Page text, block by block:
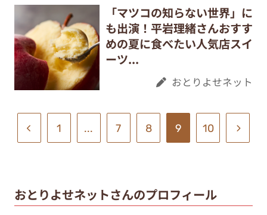
「マツコの知らない世界」に
も出演！平岩理緒さんおすす
めの夏に食べたい人気店スイ
ーツ...
おとりよせネット
1 ... 7 8 9 10
おとりよせネットさんのプロフィール